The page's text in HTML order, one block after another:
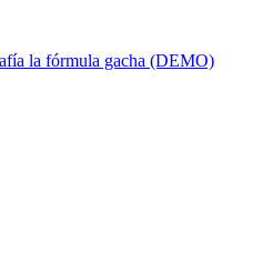
la fórmula gacha (DEMO)